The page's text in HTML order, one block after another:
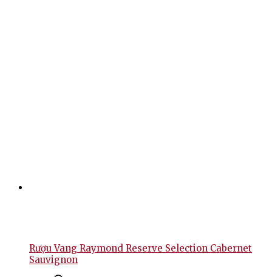
Rượu Vang Raymond Reserve Selection Cabernet
Sauvignon